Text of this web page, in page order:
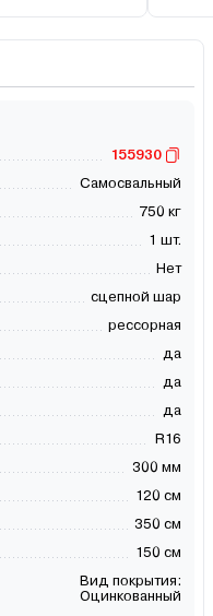
155930
Самосвальный
750 кг
1 шт.
Нет
сцепной шар
рессорная
да
да
да
R16
300 мм
120 см
350 см
150 см
Вид покрытия:
Оцинкованный